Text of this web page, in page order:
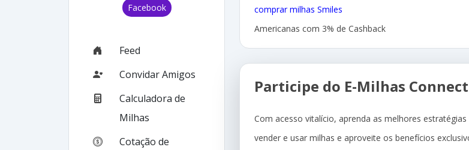
Facebook
Feed
Convidar Amigos
Calculadora de
Milhas
Cotação de
comprar milhas Smiles
Americanas com 3% de Cashback
Participe do E-Milhas Connect
Com acesso vitalício, aprenda as melhores
vender e usar milhas e aproveite os benefícios